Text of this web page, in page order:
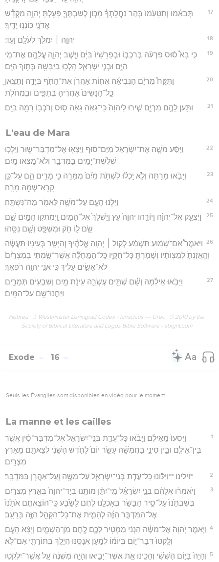
17
תְּבִאֵ֗מוֹ וְתִטָּעֵ֙מוֹ֙ בְּהַ֣ר נַחֲלָֽתְךָ֔ מָכ֧וֹן לְשִׁבְתְּךָ֛ פָּעַ֖לְתָּ יְהוָ֑ה מִקְּדָ֕שׁ
אֲדֹנָ֖י כּוֹנְנ֥וּ יָדֶֽיךָ׃
18 יְהוָ֥ה ׀ יִמְלֹ֖ךְ לְעֹלָ֥ם וָעֶֽד׃
19
כִּ֣י בָא֩ ס֨וּס פַּרְעֹ֜ה בְּרִכְבּ֤וֹ וּבְפָרָשָׁיו֙ בַּיָּ֔ם וַיָּ֧שֶׁב יְהוָ֛ה עֲלֵהֶ֖ם אֶת־מֵ֣י
הַיָּ֑ם וּבְנֵ֧י יִשְׂרָאֵ֛ל הָלְכ֥וּ בַיַּבָּשָׁ֖ה בְּת֥וֹךְ הַיָּֽם׃
20
וַתִּקַּח֩ מִרְיָ֨ם הַנְּבִיאָ֜ה אֲח֧וֹת אַהֲרֹ֛ן אֶת־הַתֹּ֖ף בְּיָדָ֑הּ וַתֵּצֶ֤אןָ
כָֽל־הַנָּשִׁים֙ אַחֲרֶ֔יהָ בְּתֻפִּ֖ים וּבִמְחֹלֹֽת׃
21 וַתַּ֥עַן לָהֶ֖ם מִרְיָ֑ם שִׁ֤ירוּ לַֽיהוָה֙ כִּֽי־גָאֹ֣ה גָּאָ֔ה ס֥וּס וְרֹכְב֖וֹ רָמָ֥ה בַיָּֽם׃
L'eau de Mara
22
וַיַּסַּ֨ע מֹשֶׁ֤ה אֶת־יִשְׂרָאֵל֙ מִיַּם־ס֔וּף וַיֵּצְא֖וּ אֶל־מִדְבַּר־שׁ֑וּר וַיֵּלְכ֧וּ
שְׁלֹֽשֶׁת־יָמִ֛ים בַּמִּדְבָּ֖ר וְלֹא־מָ֥צְאוּ מָֽיִם׃
23
וַיָּבֹ֣אוּ מָרָ֔תָה וְלֹ֣א יָֽכְל֗וּ לִשְׁתֹּ֥ת מַ֙יִם֙ מִמָּרָ֔ה כִּ֥י מָרִ֖ים הֵ֑ם עַל־כֵּ֥ן
קָרָֽא־שְׁמָ֖הּ מָרָֽה׃
24 וַיִּלֹּ֧נוּ הָעָ֛ם עַל־מֹשֶׁ֥ה לֵּאמֹ֖ר מַה־נִּשְׁתֶּֽה׃
25
וַיִּצְעַ֣ק אֶל־יְהוָ֗ה וַיּוֹרֵ֤הוּ יְהוָה֙ עֵ֔ץ וַיַּשְׁלֵךְ֙ אֶל־הַמַּ֔יִם וַֽיִּמְתְּק֖וּ הַמָּ֑יִם שָׁ֣ם
שָׂ֥ם ל֛וֹ חֹ֥ק וּמִשְׁפָּ֖ט וְשָׁ֥ם נִסָּֽהוּ׃
26
וַיֹּאמֶר֩ אִם־שָׁמ֨וֹעַ תִּשְׁמַ֜ע לְק֣וֹל ׀ יְהוָ֣ה אֱלֹהֶ֗יךָ וְהַיָּשָׁ֤ר בְּעֵינָיו֙ תַּעֲשֶׂ֔ה
וְהַֽאֲזַנְתָּ֙ לְמִצְוֺתָ֔יו וְשָׁמַרְתָּ֖ כָּל־חֻקָּ֑יו כָּֽל־הַמַּֽחֲלָ֞ה אֲשֶׁר־שַׂ֤מְתִּי בְמִצְרַ֙יִם֙
לֹא־אָשִׂ֣ים עָלֶ֔יךָ כִּ֛י אֲנִ֥י יְהוָ֖ה רֹפְאֶֽךָ׃
27
וַיָּבֹ֣אוּ אֵילִ֔מָה וְשָׁ֗ם שְׁתֵּ֥ים עֶשְׂרֵ֛ה עֵינֹ֥ת מַ֖יִם וְשִׁבְעִ֣ים תְּמָרִ֑ים
וַיַּחֲנוּ־שָׁ֖ם עַל־הַמָּֽיִם׃
Hébreu : © Westminster Leningrad Codex - tanach.us --- Grec : © 2010 by the
Society of Biblical Literature and Logos Bible Software - sblgnt.com
Exode 16
Seuls les Évangiles sont disponibles en vidéo pour le moment.
La manne et les cailles
1
וַיִּסְעוּ֙ מֵֽאֵילִ֔ם וַיָּבֹ֜אוּ כָּל־עֲדַ֤ת בְּנֵֽי־יִשְׂרָאֵל֙ אֶל־מִדְבַּר־סִ֔ין אֲשֶׁ֥ר
בֵּין־אֵילִ֖ם וּבֵ֣ין סִינָ֑י בַּחֲמִשָּׁ֨ה עָשָׂ֥ר יוֹם֙ לַחֹ֣דֶשׁ הַשֵּׁנִ֔י לְצֵאתָ֖ם מֵאֶ֥רֶץ
מִצְרָֽיִם׃
2 *וילינו **וַיִּלּ֜וֹנוּ כָּל־עֲדַ֧ת בְּנֵי־יִשְׂרָאֵ֛ל עַל־מֹשֶׁ֥ה וְעַֽל־אַהֲרֹ֖ן בַּמִּדְבָּֽר׃
3
וַיֹּאמְר֨וּ אֲלֵהֶ֜ם בְּנֵ֣י יִשְׂרָאֵ֗ל מִֽי־יִתֵּ֨ן מוּתֵ֤נוּ בְיַד־יְהוָה֙ בְּאֶ֣רֶץ מִצְרַ֔יִם
בְּשִׁבְתֵּ֙נוּ֙ עַל־סִ֣יר הַבָּשָׂ֔ר בְּאָכְלֵ֥נוּ לֶ֖חֶם לָשֹׂ֑בַע כִּֽי־הוֹצֵאתֶ֤ם אֹתָ֙נוּ֙
אֶל־הַמִּדְבָּ֣ר הַזֶּ֔ה לְהָמִ֛ית אֶת־כָּל־הַקָּהָ֥ל הַזֶּ֖ה בָּרָעָֽב׃
4 וַיֹּ֤אמֶר יְהוָה֙ אֶל־מֹשֶׁ֔ה הִנְנִ֨י מַמְטִ֥יר לָכֶ֛ם לֶ֖חֶם מִן־הַשָּׁמָ֑יִם וְיָצָ֨א הָעָ֤ם
וְלָֽקְטוּ֙ דְּבַר־י֣וֹם בְּיוֹמ֔וֹ לְמַ֧עַן אֲנַסֶּ֛נּוּ הֲיֵלֵ֥ךְ בְּתוֹרָתִ֖י אִם־לֹֽא׃
5
וְהָיָה֙ בַּיּ֣וֹם הַשִּׁשִּׁ֔י וְהֵכִ֖ינוּ אֵ֣ת אֲשֶׁר־יָבִ֑יאוּ וְהָיָ֣ה מִשְׁנֶ֔ה עַ֥ל אֲשֶֽׁר־יִלְקְט֖וּ